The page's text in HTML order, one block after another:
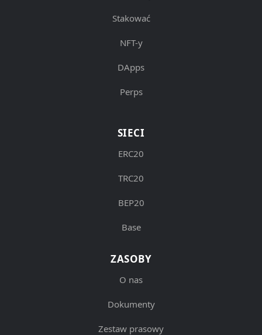
Stakować
NFT-y
DApps
Perps
SIECI
ERC20
TRC20
BEP20
Base
ZASOBY
O nas
Dokumenty
Zestaw prasowy